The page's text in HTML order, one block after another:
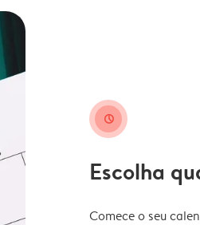
clock
Escolha
Comece o seu